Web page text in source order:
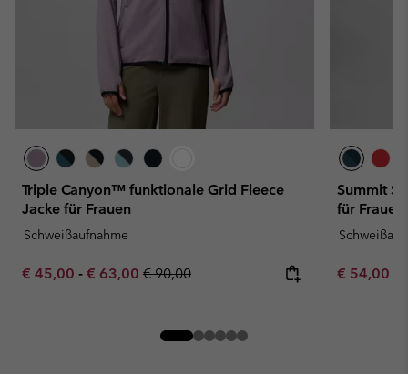
Triple Canyon™ funktionale Grid Fleece
Jacke für Frauen
Schweißaufnahme
Minimum sale price:
€ 45,00 - Maximum sale price:
€ 63,00 Regular price:
€ 90,00
Summit
für Frauen
Minimum
€ 54,00